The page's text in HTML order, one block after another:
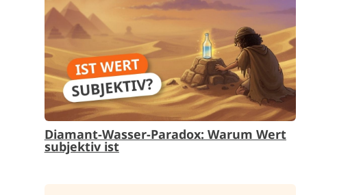
Diamant-Wasser-Paradox: Warum Wert
subjektiv ist